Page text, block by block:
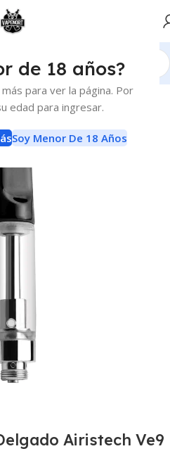
de 18 años?
para ver la página. Por
edad para ingresar.
Soy Menor De 18 Años
Airistech Ve9